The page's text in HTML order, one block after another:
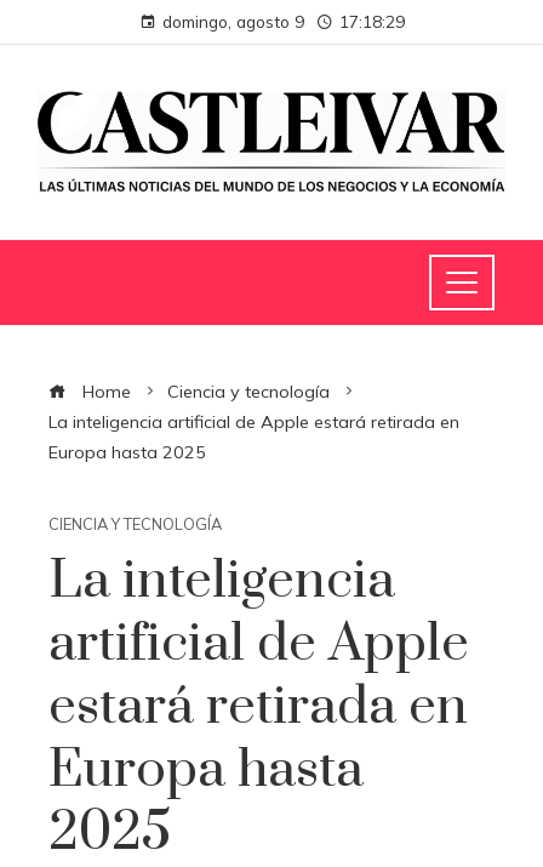
domingo, agosto 9 17:18:30
Home
Ciencia y tecnología
La inteligencia artificial de Apple estará retirada en
Europa hasta 2025
CIENCIA Y TECNOLOGÍA
La inteligencia
artificial de Apple
estará retirada en
Europa hasta
2025